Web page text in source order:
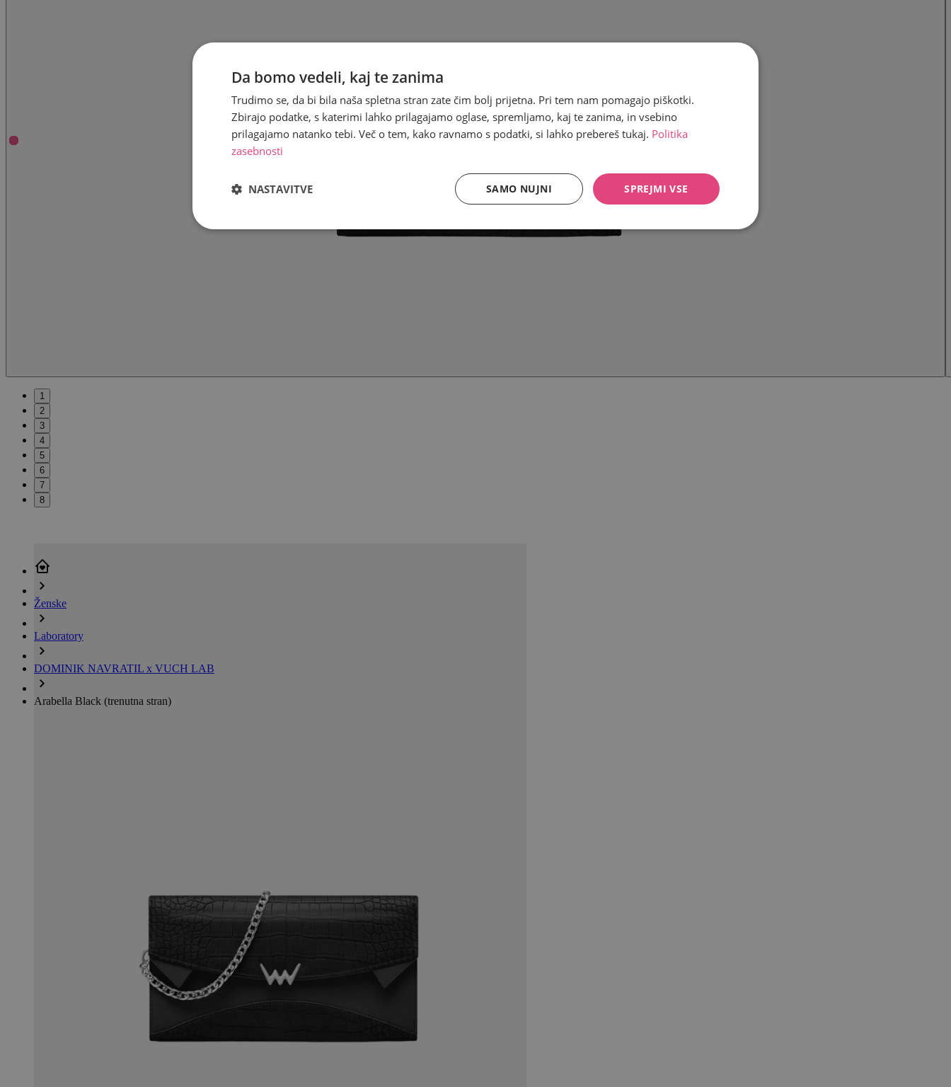
Ženske
Laboratory
DOMINIK NAVRATIL x VUCH LAB
Arabella Black (trenutna stran)
1
2
3
4
5
6
7
8
Da bomo vedeli, kaj te zanima
Trudimo se, da bi bila naša spletna stran zate čim bolj prijetna. Pri tem nam pomagajo piškotki.
Zbirajo podatke, s katerimi lahko prilagajamo oglase, spremljamo, kaj te zanima, in vsebino
prilagajamo natanko tebi. Več o tem, kako ravnamo s podatki, si lahko prebereš tukaj. Politika
zasebnosti
SPREJMI VSE
SAMO NUJNI
NASTAVITVE